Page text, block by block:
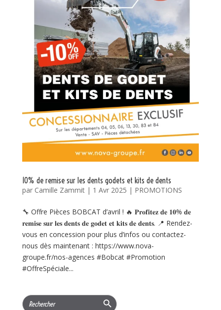
10% de remise sur les dents godets et kits de dents
par Camille Zammit| 1 Avr 2025 | PROMOTIONS
🔧 Offre Pièces BOBCAT d’avril ! 🔥 𝐏𝐫𝐨𝐟𝐢𝐭𝐞𝐳 𝐝𝐞 𝟏𝟎% 𝐝𝐞
𝐫𝐞𝐦𝐢𝐬𝐞 𝐬𝐮𝐫 𝐥𝐞𝐬 𝐝𝐞𝐧𝐭𝐬 𝐝𝐞 𝐠𝐨𝐝𝐞𝐭 𝐞𝐭 𝐤𝐢𝐭𝐬 𝐝𝐞 𝐝𝐞𝐧𝐭𝐬. 📍 Rendez-
vous en concession pour plus d’infos ou contactez-
nous dès maintenant : https://www.nova-
groupe.fr/nos-agences #Bobcat #Promotion
#OffreSpéciale...
Search
for:
Search Button